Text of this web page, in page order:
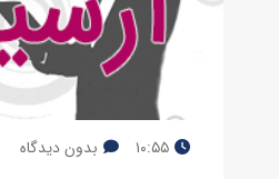
۱۰:۵۵ بدون دیدگاه